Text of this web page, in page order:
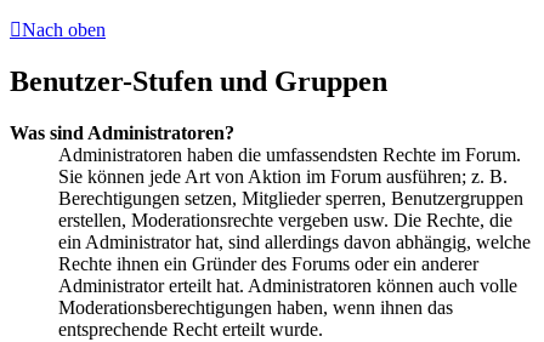
Nach oben
Benutzer-Stufen und Gruppen
Was sind Administratoren?
Administratoren haben die umfassendsten Rechte im Forum.
Sie können jede Art von Aktion im Forum ausführen; z. B.
Berechtigungen setzen, Mitglieder sperren, Benutzergruppen
erstellen, Moderationsrechte vergeben usw. Die Rechte, die
ein Administrator hat, sind allerdings davon abhängig, welche
Rechte ihnen ein Gründer des Forums oder ein anderer
Administrator erteilt hat. Administratoren können auch volle
Moderationsberechtigungen haben, wenn ihnen das
entsprechende Recht erteilt wurde.